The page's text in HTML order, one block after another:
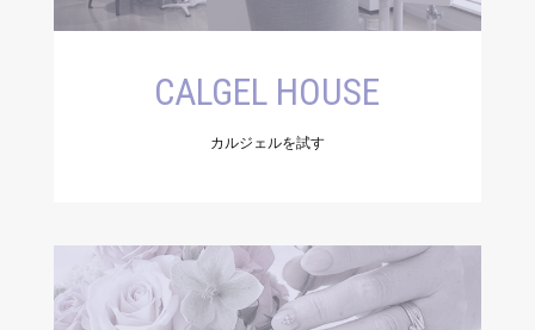
CALGEL HOUSE
カルジェルを試す